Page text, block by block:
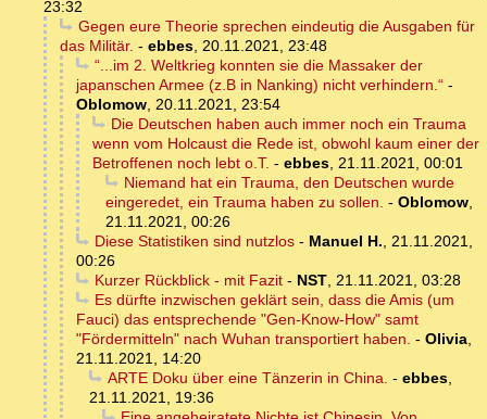
23:32
Gegen eure Theorie sprechen eindeutig die Ausgaben für
das Militär. - ebbes, 20.11.2021, 23:48
“...im 2. Weltkrieg konnten sie die Massaker der
japanschen Armee (z.B in Nanking) nicht verhindern.“ -
Oblomow, 20.11.2021, 23:54
Die Deutschen haben auch immer noch ein Trauma
wenn vom Holcaust die Rede ist, obwohl kaum einer der
Betroffenen noch lebt o.T. - ebbes, 21.11.2021, 00:01
Niemand hat ein Trauma, den Deutschen wurde
eingeredet, ein Trauma haben zu sollen. - Oblomow,
21.11.2021, 00:26
Diese Statistiken sind nutzlos- Manuel H., 21.11.2021,
00:26
Kurzer Rückblick - mit Fazit- NST, 21.11.2021, 03:28
Es dürfte inzwischen geklärt sein, dass die Amis (um
Fauci) das entsprechende "Gen-Know-How" samt
"Fördermitteln" nach Wuhan transportiert haben. - Olivia,
21.11.2021, 14:20
ARTE Doku über eine Tänzerin in China. - ebbes,
21.11.2021, 19:36